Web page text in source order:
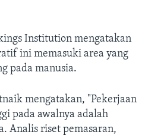
Institution mengatakan
ini memasuki area yang
pada manusia.
mengatakan, "Pekerjaan
pada awalnya adalah
Analis riset pemasaran,